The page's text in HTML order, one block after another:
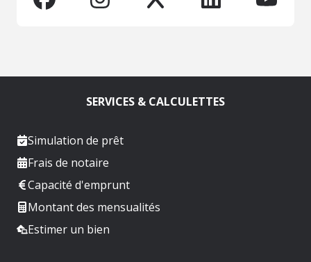
SERVICES & CALCULETTES
Simulation de prêt
Frais de notaire
Capacité d'emprunt
Montant des mensualités
Estimer un bien